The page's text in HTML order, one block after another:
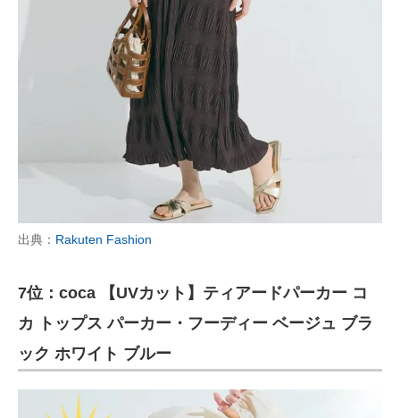
出典： Rakuten Fashion
7位：coca 【UVカット】ティアードパーカー コ
カ トップス パーカー・フーディー ベージュ ブラ
ック ホワイト ブルー